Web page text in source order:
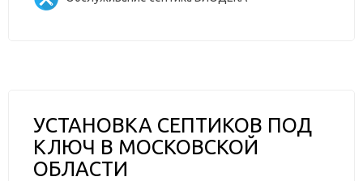
УСТАНОВКА СЕПТИКОВ ПОД
КЛЮЧ В МОСКОВСКОЙ
ОБЛАСТИ